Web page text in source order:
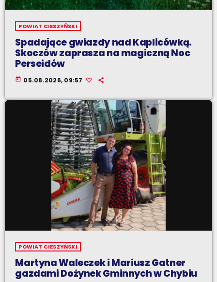
POWIAT CIESZYŃSKI
Spadające gwiazdy nad Kaplicówką.
Skoczów zaprasza na magiczną Noc
Perseidów
today 05.08.2026, 09:57
POWIAT CIESZYŃSKI
Martyna Waleczek i Mariusz Gatner
gazdami Dożynek Gminnych w Chybiu